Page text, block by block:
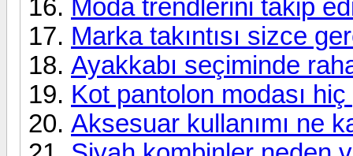
Moda trendlerini takip
Marka takıntısı sizce
Ayakkabı seçiminde
Kot pantolon modası
Aksesuar kullanımı ne